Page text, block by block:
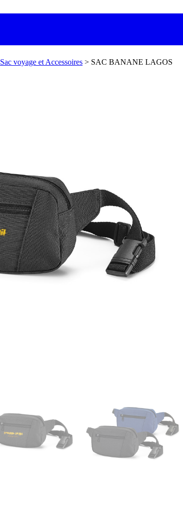
Sac voyage et Accessoires > SAC BANANE LAGOS